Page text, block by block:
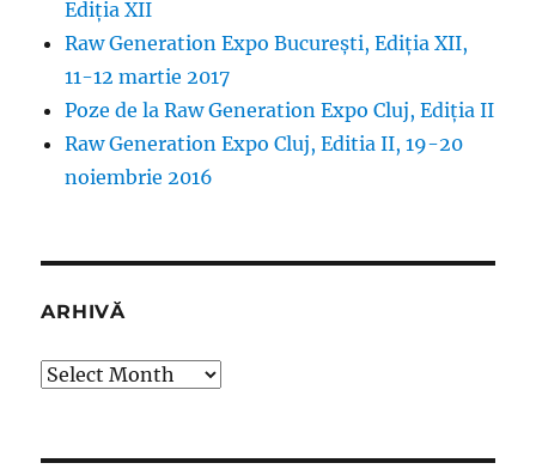
Ediția XII
Raw Generation Expo București, Ediția XII,
11-12 martie 2017
Poze de la Raw Generation Expo Cluj, Ediția II
Raw Generation Expo Cluj, Editia II, 19-20
noiembrie 2016
ARHIVĂ
Arhivă